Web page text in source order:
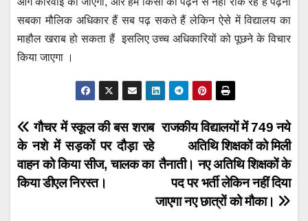
सबका मौलिक अधिकार हैं सब पढ़ सकते हैं लेकिन ऐसे में विद्यालय का
माहौल खराब हो सकता हैं इसलिए उच्च अधिकारियों को पूछने के विचार
किया जाएगा ।
Post
navigation
राजकीय विद्यालयों में 749 नये
अतिथि शिक्षकों को मिली
तैनाती। नए अतिथि शिक्षकों के
पद पर भर्ती लेकिन नहीं दिया
जाएगा नए छात्रों को मौका।
गौचर में स्कूल की बस शराब
के नशे में सड़कों पर दौड़ा रहे
वाहन को किया सीज, चालक का
किया डीएल निरस्त।